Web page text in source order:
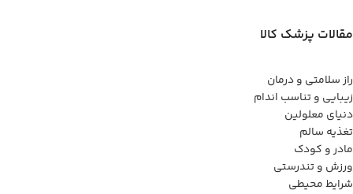
مقالات پزشک کالا
راز سلامتی و درمان
زیبایی و تناسب اندام
دنیای معلولین
تغذیه سالم
مادر و کودک
ورزش و تندرستی
شرایط محیطی